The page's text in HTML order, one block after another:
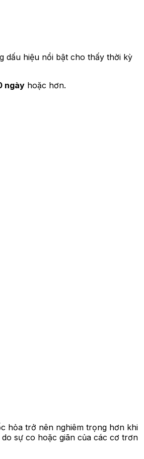
dấu hiệu nổi bật cho thấy thời kỳ
ngày hoặc hơn.
hỏa trở nên nghiêm trọng hơn khi
sự co hoặc giãn của các cơ trơn